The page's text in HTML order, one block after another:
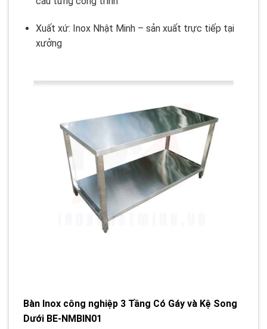
Xuất xứ: Inox Nhật Minh – sản xuất trực tiếp tại
xưởng
Bàn Inox công nghiệp 3 Tầng Có Gáy và Kệ Song
Dưới BE-NMBIN01